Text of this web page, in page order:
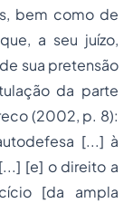
bem como de
a seu juízo,
sua pretensão
da parte
(2002, p. 8):
[...] à
[e] o direito a
[da ampla